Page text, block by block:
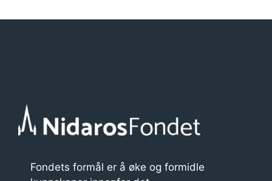
Fondets formål er å øke og formidle